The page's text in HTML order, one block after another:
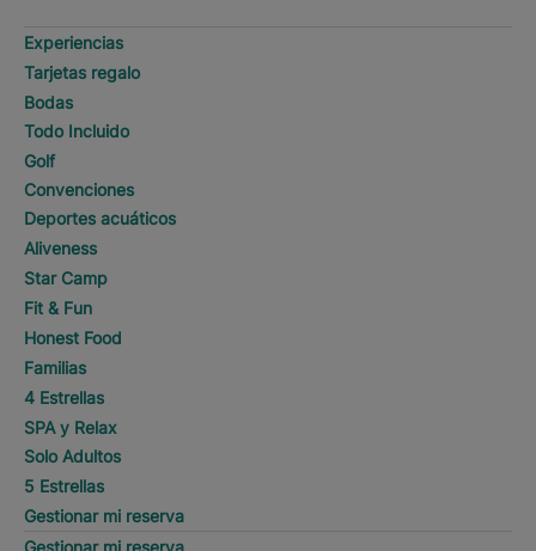
Experiencias
Tarjetas regalo
Bodas
Todo Incluido
Golf
Convenciones
Deportes acuáticos
Aliveness
Star Camp
Fit & Fun
Honest Food
Familias
4 Estrellas
SPA y Relax
Solo Adultos
5 Estrellas
Gestionar mi reserva
Gestionar mi reserva